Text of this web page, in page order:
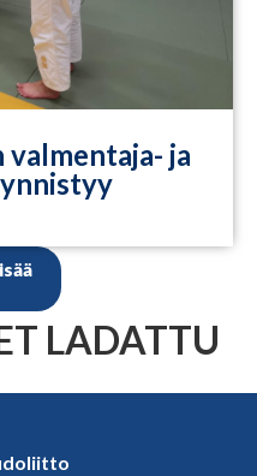
ja
LADATTU